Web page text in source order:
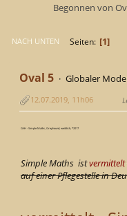
Begonnen von
NACH UNTEN Seiten 1
Oval 5 Globaler
12.07.2019, 11h06
GhH - Simple Maths, Greyhound, weiblich, *2017
Simple Maths istvermittelt
auf einer Pflegestelle in